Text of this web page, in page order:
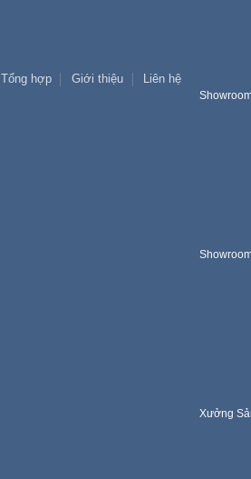
Tổng hợp Giới thiệu Liên hệ
Xưởng